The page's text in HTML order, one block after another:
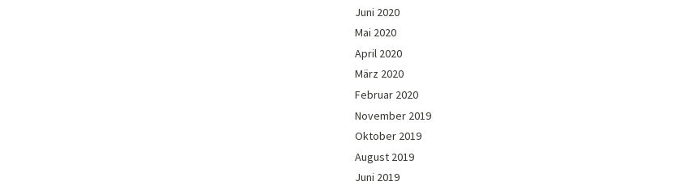
Juni 2020
Mai 2020
April 2020
März 2020
Februar 2020
November 2019
Oktober 2019
August 2019
Juni 2019